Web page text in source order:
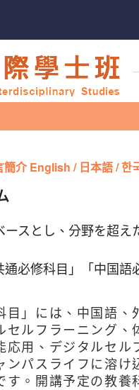
簡介 English / 日本語 / 한
スとし、分野を超え
必修科目」「中国語
目」には、中国語
セルフラーニング
応用、デジタルセル
ンパスライフに溶
す。開講予定の教養